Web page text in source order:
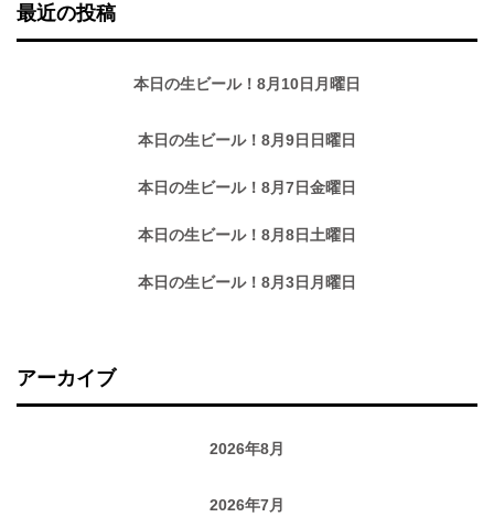
最近の投稿
本日の生ビール！8月10日月曜日
本日の生ビール！8月9日日曜日
本日の生ビール！8月7日金曜日
本日の生ビール！8月8日土曜日
本日の生ビール！8月3日月曜日
アーカイブ
2026年8月
2026年7月